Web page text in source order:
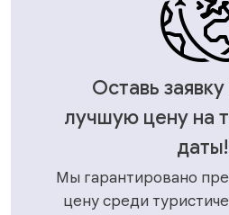
Оставь
лучшую цену на
даты!
Мы гарантировано
цену среди